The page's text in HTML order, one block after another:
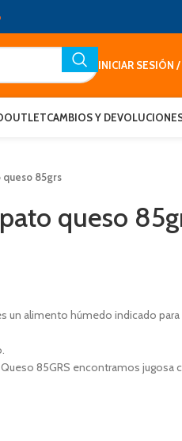
INICIAR SESIÓN
OUTLETCAMBIOS Y
85grs
queso
un alimento húmedo indicado
85GRS encontramos jugosa